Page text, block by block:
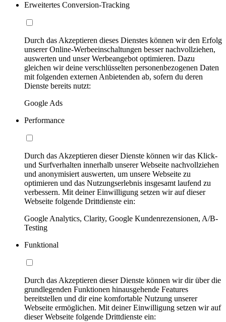
Erweitertes Conversion-Tracking
Durch das Akzeptieren dieses Dienstes können wir den Erfolg
unserer Online-Werbeeinschaltungen besser nachvollziehen,
auswerten und unser Werbeangebot optimieren. Dazu
gleichen wir deine verschlüsselten personenbezogenen Daten
mit folgenden externen Anbietenden ab, sofern du deren
Dienste bereits nutzt:
Google Ads
Performance
Durch das Akzeptieren dieser Dienste können wir das Klick-
und Surfverhalten innerhalb unserer Webseite nachvollziehen
und anonymisiert auswerten, um unsere Webseite zu
optimieren und das Nutzungserlebnis insgesamt laufend zu
verbessern. Mit deiner Einwilligung setzen wir auf dieser
Webseite folgende Drittdienste ein:
Google Analytics, Clarity, Google Kundenrezensionen, A/B-
Testing
Funktional
Durch das Akzeptieren dieser Dienste können wir dir über die
grundlegenden Funktionen hinausgehende Features
bereitstellen und dir eine komfortable Nutzung unserer
Webseite ermöglichen. Mit deiner Einwilligung setzen wir auf
dieser Webseite folgende Drittdienste ein: